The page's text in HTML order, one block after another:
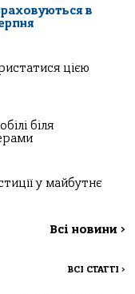
в
цією
біля
у майбутнє
Всі новини >
ВСІ СТАТТІ >